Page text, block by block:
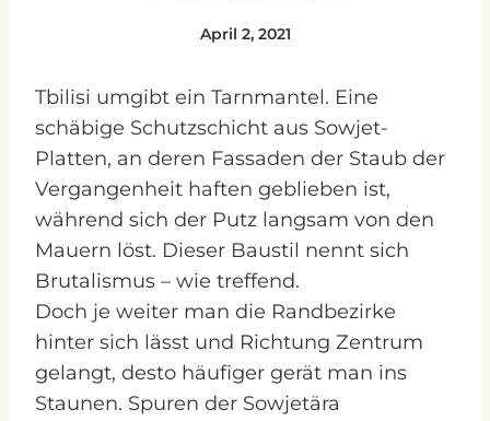
April 2, 2021
Tbilisi umgibt ein Tarnmantel. Eine
schäbige Schutzschicht aus Sowjet-
Platten, an deren Fassaden der Staub der
Vergangenheit haften geblieben ist,
während sich der Putz langsam von den
Mauern löst. Dieser Baustil nennt sich
Brutalismus – wie treffend.
Doch je weiter man die Randbezirke
hinter sich lässt und Richtung Zentrum
gelangt, desto häufiger gerät man ins
Staunen. Spuren der Sowjetära